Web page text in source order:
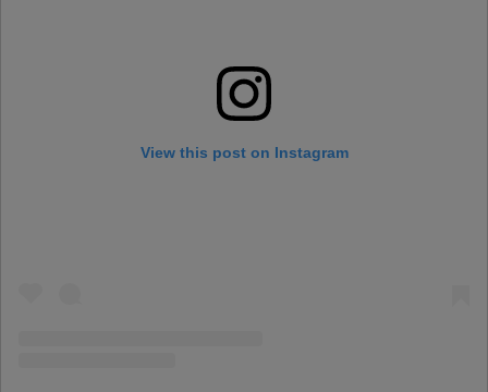
View this post on Instagram